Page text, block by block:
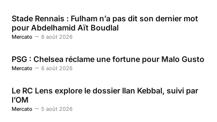
Stade Rennais : Fulham n’a pas dit son dernier mot
pour Abdelhamid Aït Boudlal
Mercato 6 août 2026
PSG : Chelsea réclame une fortune pour Malo Gusto
Mercato 6 août 2026
Le RC Lens explore le dossier Ilan Kebbal, suivi par
l’OM
Mercato 5 août 2026